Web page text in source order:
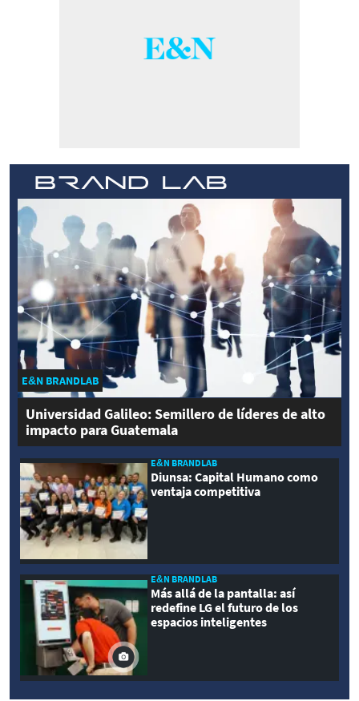
E&N BRANDLAB
Universidad Galileo: Semillero de líderes de alto
impacto para Guatemala
E&N BRANDLAB
Diunsa: Capital Humano como
ventaja competitiva
E&N BRANDLAB
Más allá de la pantalla: así
redefine LG el futuro de los
espacios inteligentes